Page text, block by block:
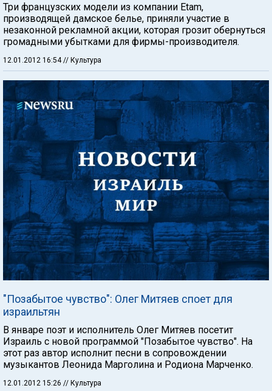
Три французских модели из компании Etam,
производящей дамское белье, приняли участие в
незаконной рекламной акции, которая грозит обернуться
громадными убытками для фирмы-производителя.
12.01.2012 16:54// Культура
"Позабытое чувство": Олег Митяев споет для
израильтян
В январе поэт и исполнитель Олег Митяев посетит
Израиль с новой программой "Позабытое чувство". На
этот раз автор исполнит песни в сопровождении
музыкантов Леонида Марголина и Родиона Марченко.
12.01.2012 15:26 // Культура